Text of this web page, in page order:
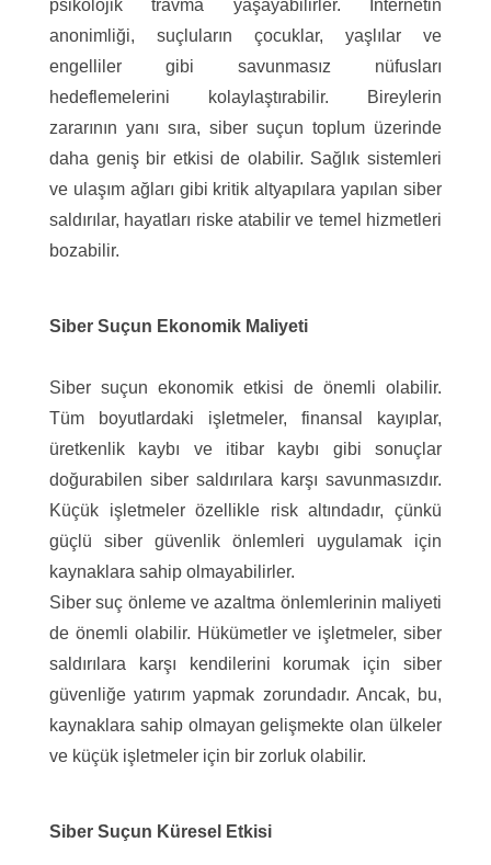
psikolojik travma yaşayabilirler. İnternetin
anonimliği, suçluların çocuklar, yaşlılar ve
engelliler gibi savunmasız nüfusları
hedeflemelerini kolaylaştırabilir. Bireylerin
zararının yanı sıra, siber suçun toplum üzerinde
daha geniş bir etkisi de olabilir. Sağlık sistemleri
ve ulaşım ağları gibi kritik altyapılara yapılan siber
saldırılar, hayatları riske atabilir ve temel hizmetleri
bozabilir.
Siber Suçun Ekonomik Maliyeti
Siber suçun ekonomik etkisi de önemli olabilir.
Tüm boyutlardaki işletmeler, finansal kayıplar,
üretkenlik kaybı ve itibar kaybı gibi sonuçlar
doğurabilen siber saldırılara karşı savunmasızdır.
Küçük işletmeler özellikle risk altındadır, çünkü
güçlü siber güvenlik önlemleri uygulamak için
kaynaklara sahip olmayabilirler.
Siber suç önleme ve azaltma önlemlerinin maliyeti
de önemli olabilir. Hükümetler ve işletmeler, siber
saldırılara karşı kendilerini korumak için siber
güvenliğe yatırım yapmak zorundadır. Ancak, bu,
kaynaklara sahip olmayan gelişmekte olan ülkeler
ve küçük işletmeler için bir zorluk olabilir.
Siber Suçun Küresel Etkisi